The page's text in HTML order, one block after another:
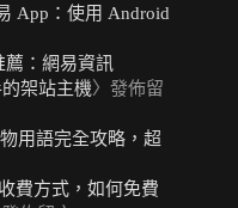
App：使用 Android
：網易資訊
的架站主機〉發佈留
用語完全攻略，超
費方式，如何免費